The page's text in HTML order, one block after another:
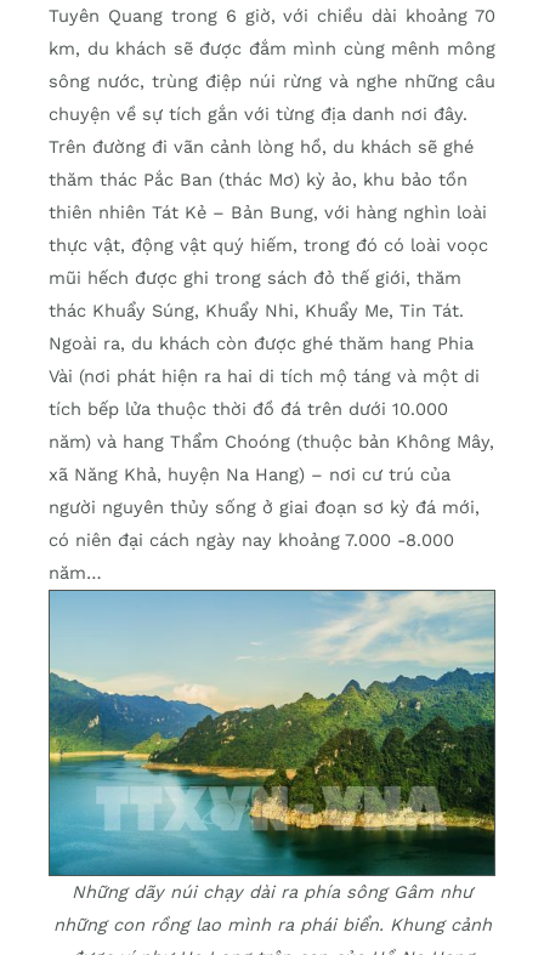
Tuyên Quang trong 6 giờ, với chiều dài khoảng 70
km, du khách sẽ được đắm mình cùng mênh mông
sông nước, trùng điệp núi rừng và nghe những câu
chuyện về sự tích gắn với từng địa danh nơi đây.
Trên đường đi vãn cảnh lòng hồ, du khách sẽ ghé
thăm thác Pắc Ban (thác Mơ) kỳ ảo, khu bảo tồn
thiên nhiên Tát Kẻ – Bản Bung, với hàng nghìn loài
thực vật, động vật quý hiếm, trong đó có loài voọc
mũi hếch được ghi trong sách đỏ thế giới, thăm
thác Khuẩy Súng, Khuẩy Nhi, Khuẩy Me, Tin Tát.
Ngoài ra, du khách còn được ghé thăm hang Phia
Vài (nơi phát hiện ra hai di tích mộ táng và một di
tích bếp lửa thuộc thời đồ đá trên dưới 10.000
năm) và hang Thẩm Choóng (thuộc bản Không Mây,
xã Năng Khả, huyện Na Hang) – nơi cư trú của
người nguyên thủy sống ở giai đoạn sơ kỳ đá mới,
có niên đại cách ngày nay khoảng 7.000 -8.000
năm…
Những dãy núi chạy dài ra phía sông Gâm như
những con rồng lao mình ra phái biển. Khung cảnh